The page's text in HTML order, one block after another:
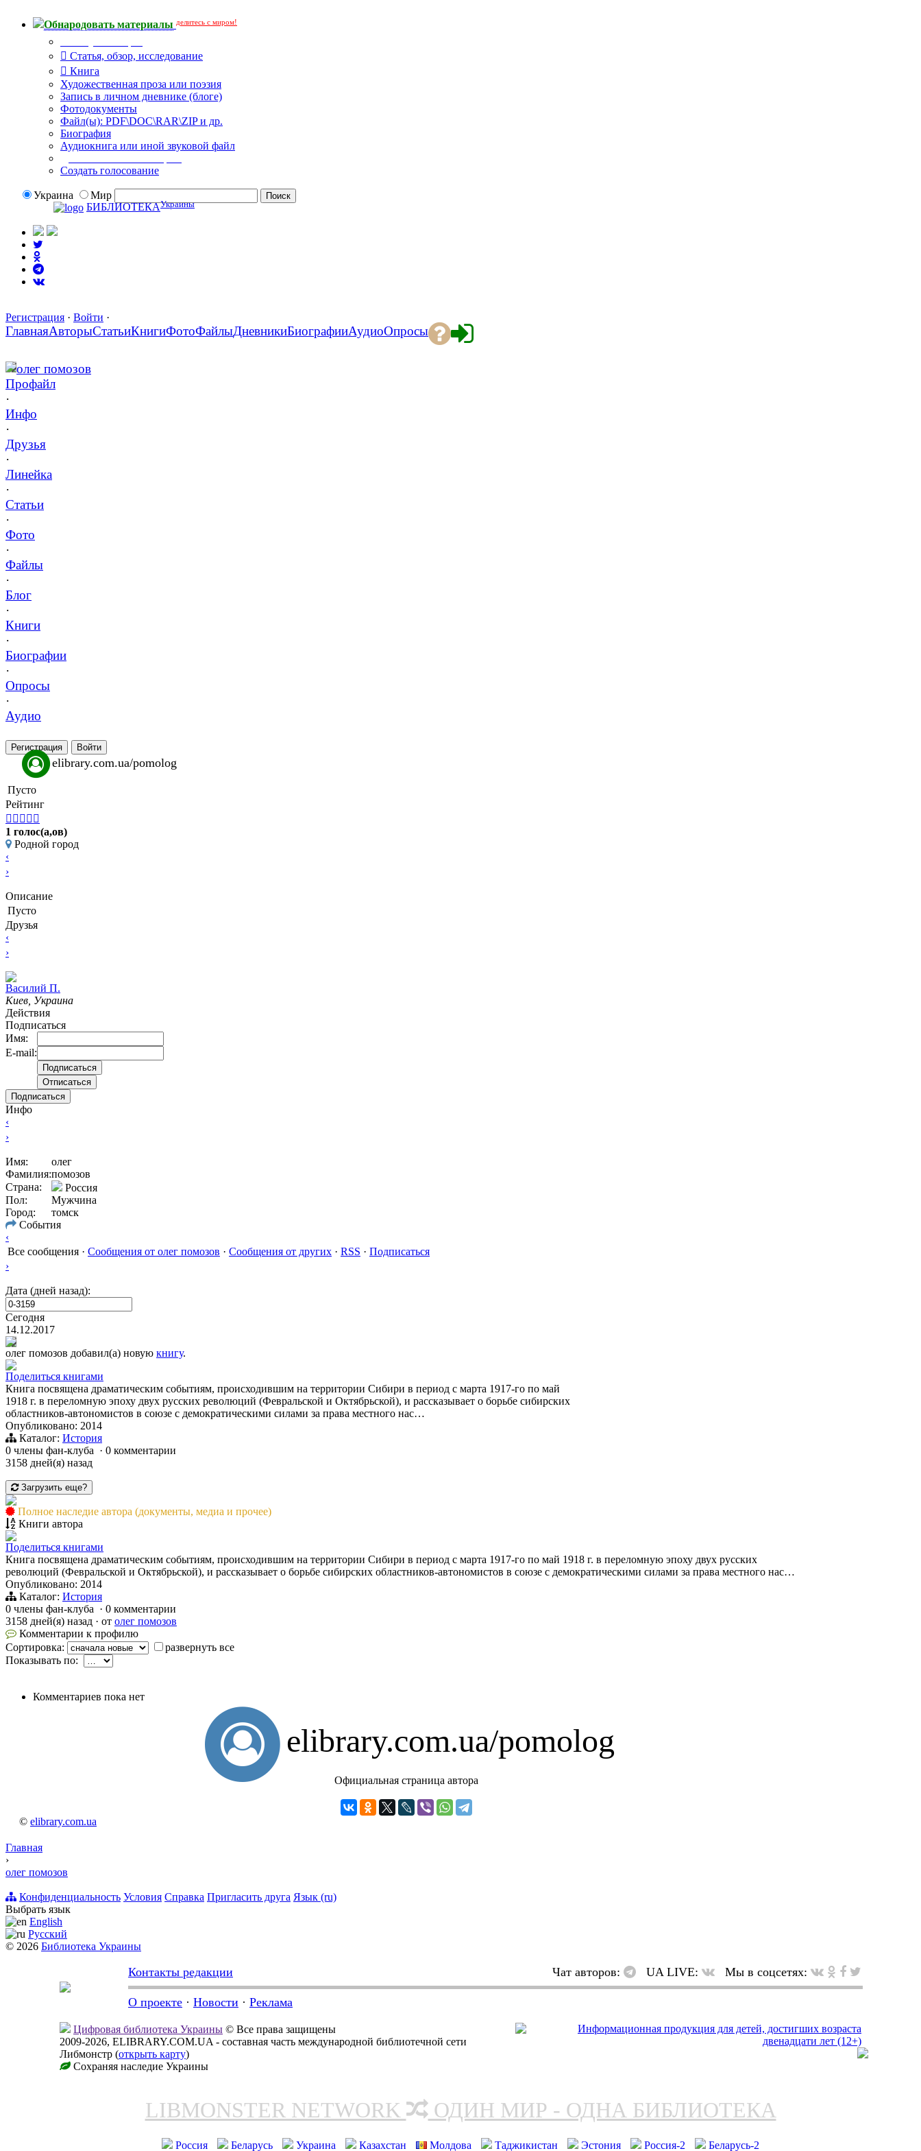
Обнародовать материалы делитесь с миром!
Статья, обзор, исследование
Книга
Художественная проза или поэзия
Запись в личном дневнике (блоге)
Фотодокументы
Файл(ы): PDF\DOC\RAR\ZIP и др.
Биография
Аудиокнига или иной звуковой файл
Создать голосование
Украина
Мир
БИБЛИОТЕКАУкраины
Регистрация · Войти ·
ГлавнаяАвторыСтатьиКнигиФотоФайлыДневникиБиографииАудиоОпросы
олег помозов
Профайл
·
Инфо
·
Друзья
·
Линейка
·
Статьи
·
Фото
·
Файлы
·
Блог
·
Книги
·
Биографии
·
Опросы
·
Аудио
Регистрация Войти
elibrary.com.ua/pomolog
Пусто
Рейтинг
    
1 голос(а,ов)
Родной город
‹
›
Описание
Пусто
Друзья
‹
›
Василий П.
Киев, Украина
Действия
Подписаться
Имя:
E-mail:
Подписаться
Инфо
‹
›
Имя:
олег
Фамилия:помозов
Страна:
Россия
Пол:
Мужчина
Город:
томск
События
‹
Все сообщения · Сообщения от олег помозов · Сообщения от других · RSS · Подписаться
›
Дата (дней назад):
Сегодня
14.12.2017
олег помозов добавил(а) новую книгу.
Поделиться книгами
Книга посвящена драматическим событиям, происходившим на территории Сибири в период с марта 1917-го по май
1918 г. в переломную эпоху двух русских революций (Февральской и Октябрьской), и рассказывает о борьбе сибирских
областников-автономистов в союзе с демократическими силами за права местного нас…
Опубликовано: 2014
Каталог: История
0 члены фан-клуба · 0 комментарии
3158 дней(я) назад
Загрузить еще?
Полное наследие автора (документы, медиа и прочее)
Книги автора
Поделиться книгами
Книга посвящена драматическим событиям, происходившим на территории Сибири в период с марта 1917-го по май 1918 г. в переломную эпоху двух русских
революций (Февральской и Октябрьской), и рассказывает о борьбе сибирских областников-автономистов в союзе с демократическими силами за права местного нас…
Опубликовано: 2014
Каталог: История
0 члены фан-клуба · 0 комментарии
3158 дней(я) назад · от олег помозов
Комментарии к профилю
Сортировка:
развернуть все
Показывать по:
Комментариев пока нет
elibrary.com.ua/pomolog
Официальная страница автора
© elibrary.com.ua
Главная
›
олег помозов
Конфиденциальность Условия Справка Пригласить друга Язык (ru)
Выбрать язык
English
Русский
© 2026 Библиотека Украины
Контакты редакции Чат авторов: UA LIVE: Мы в соцсетях:
О проекте · Новости · Реклама
Цифровая библиотека Украины © Все права защищены
2009-2026, ELIBRARY.COM.UA - составная часть международной библиотечной сети
Либмонстр (открыть карту)
Сохраняя наследие Украины
LIBMONSTER NETWORK ОДИН МИР - ОДНА БИБЛИОТЕКА
Россия Беларусь Украина Казахстан Молдова Таджикистан Эстония Россия-2 Беларусь-2